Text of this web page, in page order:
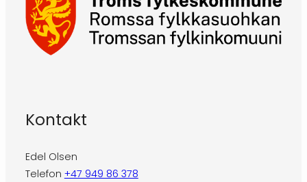
Kontakt
Edel Olsen
Telefon +47 949 86 378